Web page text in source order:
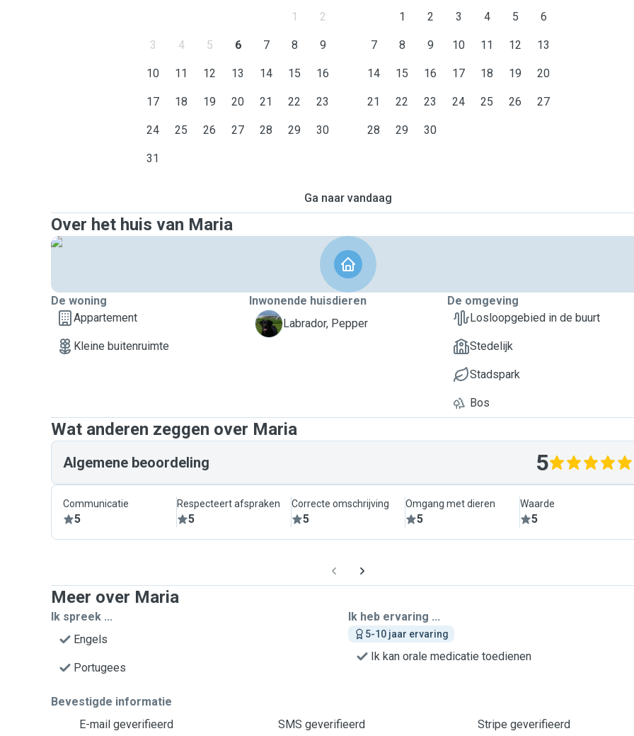
1 2
3 4 5 6 7 8 9
10 11 12 13 14 15 16
17 18 19 20 21 22 23
24 25 26 27 28 29 30
31
1 2 3 4 5 6
7 8 9 10 11 12 13
14 15 16 17 18 19 20
21 22 23 24 25 26 27
28 29 30
Ga naar vandaag
Over het huis van Maria
De woning
Appartement
Kleine buitenruimte
Inwonende huisdieren
P
Labrador, Pepper
De omgeving
Losloopgebied in de buurt
Stedelijk
Stadspark
Bos
Wat anderen zeggen over Maria
Algemene beoordeling 5
Communicatie
5
Respecteert afspraken
5
Correcte omschrijving
5
Omgang met dieren
5
Waarde
5
Meer over Maria
Ik spreek ...
Engels
Portugees
Ik heb ervaring ...
5-10 jaar ervaring
Ik kan orale medicatie toedienen
Bevestigde informatie
E-mail geverifieerd
SMS geverifieerd Stripe geverifieerd